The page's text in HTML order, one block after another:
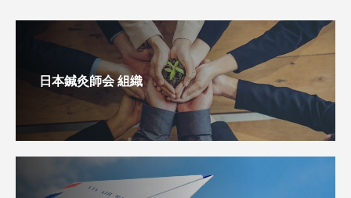
日本鍼灸師会 組織